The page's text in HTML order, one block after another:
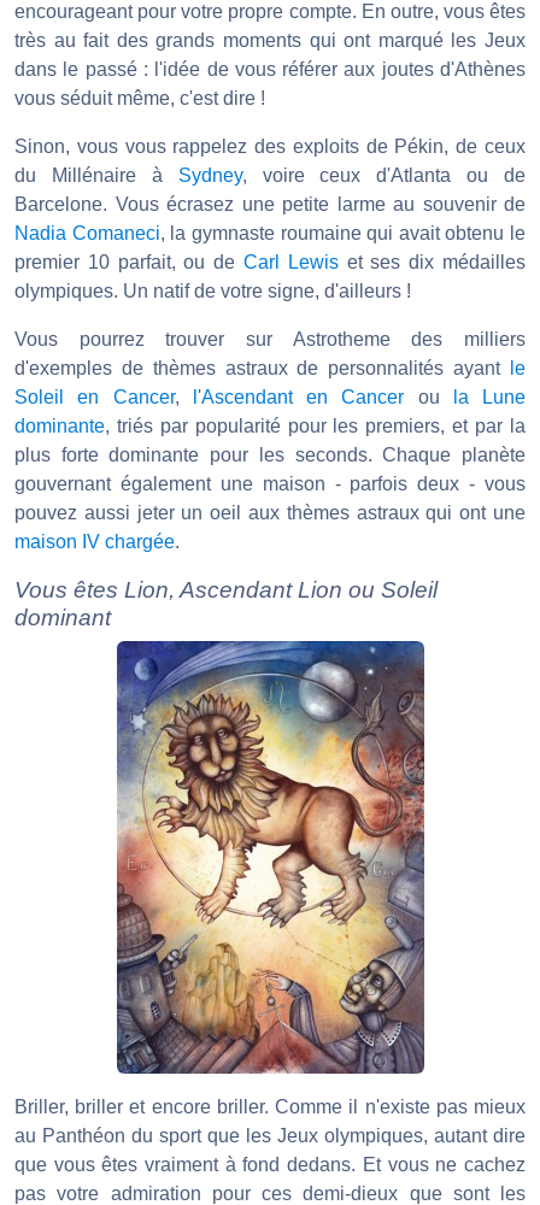
encourageant pour votre propre compte. En outre, vous êtes
très au fait des grands moments qui ont marqué les Jeux
dans le passé : l'idée de vous référer aux joutes d'Athènes
vous séduit même, c'est dire !
Sinon, vous vous rappelez des exploits de Pékin, de ceux
du Millénaire à Sydney, voire ceux d'Atlanta ou de
Barcelone. Vous écrasez une petite larme au souvenir de
Nadia Comaneci, la gymnaste roumaine qui avait obtenu le
premier 10 parfait, ou de Carl Lewiset ses dix médailles
olympiques. Un natif de votre signe, d'ailleurs !
Vous pourrez trouver sur Astrotheme des milliers
d'exemples de thèmes astraux de personnalités ayant
le
Soleil en Cancer, l'Ascendant en Cancer ou
la Lune
dominante, triés par popularité pour les premiers, et par la
plus forte dominante pour les seconds. Chaque planète
gouvernant également une maison - parfois deux - vous
pouvez aussi jeter un oeil aux thèmes astraux qui ont une
maison IV chargée.
Vous êtes Lion, Ascendant Lion ou Soleil
dominant
Briller, briller et encore briller. Comme il n'existe pas mieux
au Panthéon du sport que les Jeux olympiques, autant dire
que vous êtes vraiment à fond dedans. Et vous ne cachez
pas votre admiration pour ces demi-dieux que sont les